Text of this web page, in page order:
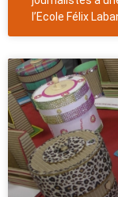
l’Ecole Félix